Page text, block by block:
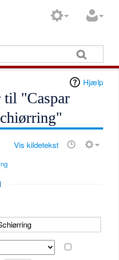
Hjælp
til "Caspar
Vis kildetekst